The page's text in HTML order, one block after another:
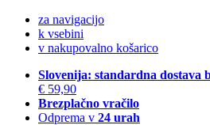
za navigacijo
k vsebini
v nakupovalno košarico
Slovenija: standardna dostava
€ 59,90
Brezplačno vračilo
Odprema v 24 urah